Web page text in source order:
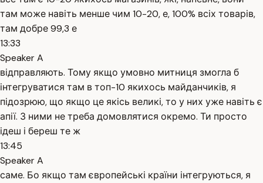
там може навіть менше чим 10-20, е, 100% всіх товарів,
там добре 99,3 е
13:33
Speaker A
відправляють. Тому якщо умовно митниця змогла б
інтегруватися там в топ-10 якихось майданчиків, я
підозрюю, що якщо це якісь великі, то у них уже навіть є
апії. З ними не треба домовлятися окремо. Ти просто
ідеш і береш те ж
13:45
Speaker A
саме. Бо якщо там європейські країни інтегруються, я